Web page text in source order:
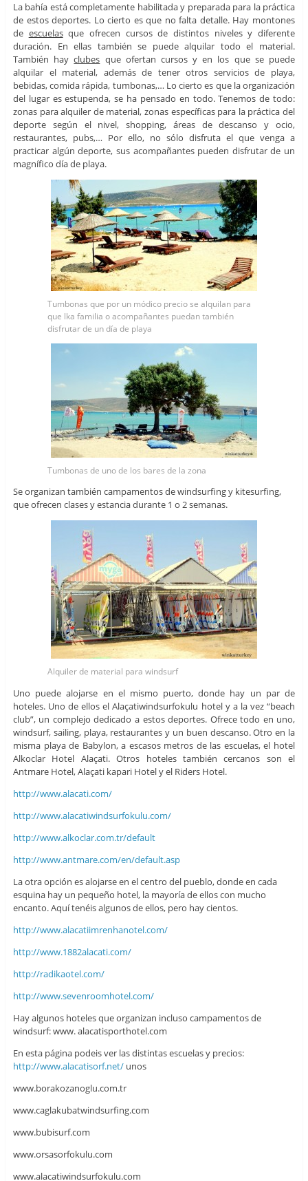
La bahía está completamente habilitada y preparada para la práctica
de estos deportes. Lo cierto es que no falta detalle. Hay montones
de escuelasque ofrecen cursos de distintos niveles y diferente
duración. En ellas también se puede alquilar todo el material.
También hayclubes que ofertan cursos y en los que se puede
alquilar el material, además de tener otros servicios de playa,
bebidas, comida rápida, tumbonas,… Lo cierto es que la organización
del lugar es estupenda, se ha pensado en todo. Tenemos de todo:
zonas para alquiler de material, zonas específicas para la práctica del
deporte según el nivel, shopping, áreas de descanso y ocio,
restaurantes, pubs,… Por ello, no sólo disfruta el que venga a
practicar algún deporte, sus acompañantes pueden disfrutar de un
magnífico día de playa.
Tumbonas que por un módico precio se alquilan para
que lka familia o acompañantes puedan también
disfrutar de un día de playa
Tumbonas de uno de los bares de la zona
Se organizan también campamentos de windsurfing y kitesurfing,
que ofrecen clases y estancia durante 1 o 2 semanas.
Alquiler de material para windsurf
Uno puede alojarse en el mismo puerto, donde hay un par de
hoteles. Uno de ellos el Alaçatiwindsurfokulu hotel y a la vez “beach
club”, un complejo dedicado a estos deportes. Ofrece todo en uno,
windsurf, sailing, playa, restaurantes y un buen descanso. Otro en la
misma playa de Babylon, a escasos metros de las escuelas, el hotel
Alkoclar Hotel Alaçati. Otros hoteles también cercanos son el
Antmare Hotel, Alaçati kapari Hotel y el Riders Hotel.
http://www.alacati.com/
http://www.alacatiwindsurfokulu.com/
http://www.alkoclar.com.tr/default
http://www.antmare.com/en/default.asp
La otra opción es alojarse en el centro del pueblo, donde en cada
esquina hay un pequeño hotel, la mayoría de ellos con mucho
encanto. Aquí tenéis algunos de ellos, pero hay cientos.
http://www.alacatiimrenhanotel.com/
http://www.1882alacati.com/
http://radikaotel.com/
http://www.sevenroomhotel.com/
Hay algunos hoteles que organizan incluso campamentos de
windsurf: www. alacatisporthotel.com
En esta página podeis ver las distintas escuelas y precios:
http://www.alacatisorf.net/unos
www.borakozanoglu.com.tr
www.caglakubatwindsurfing.com
www.bubisurf.com
www.orsasorfokulu.com
www.alacatiwindsurfokulu.com